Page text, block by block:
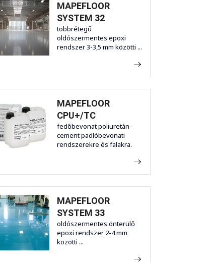
MAPEFLOOR
SYSTEM 32
többrétegű
oldószermentes epoxi
rendszer 3-3,5 mm közötti ...
MAPEFLOOR
CPU+/TC
fedőbevonat poliuretán-
cement padlóbevonati
rendszerekre és falakra.
MAPEFLOOR
SYSTEM 33
oldószermentes önterülő
epoxi rendszer 2-4 mm
közötti ...